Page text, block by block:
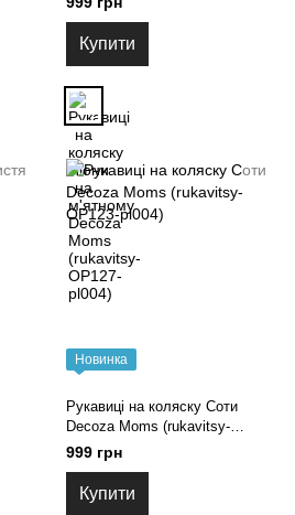
Купити
Новинка
Рукавиці на коляску Соти
Decoza Moms (rukavitsy-
OP123-pl004)
999 грн
Купити